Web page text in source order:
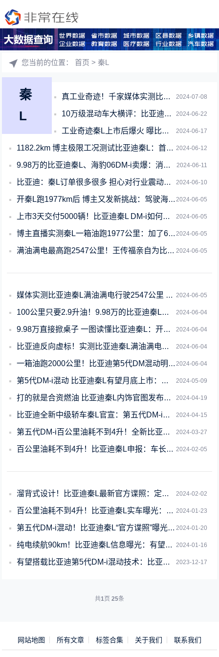
您当前的位置：首页 > 秦L
秦
L
2024-07-08
真工业奇迹！千家媒体实测比亚迪秦L：满油满电最远跑了2727公里
2024-06-22
10万级混动车大横评：比亚迪秦L油耗竟然不是最优！
2024-06-17
工业奇迹秦L上市后爆火 曝比亚迪单周订单破10万
2024-06-12
1182.2km 博主极限工况测试比亚迪秦L：首个达成千公里续航
2024-06-11
9.98万的比亚迪秦L、海豹06DM-i卖爆：消息称累计新增订单破8万
2024-06-10
比亚迪：秦L订单很多很多 担心对行业震动太大 决定先不发数据了
2024-06-05
开秦L跑1977km后 博主又发新挑战：驾驶海豹06DM-i战三台纯燃油
2024-06-05
上市3天交付5000辆！比亚迪秦L DM-i如何选：一图读懂
2024-06-05
博主直播实测秦L一箱油跑1977公里：加了66.74L油 一公里折合0.27元
2024-06-05
满油满电最高跑2547公里！王传福亲自为比亚迪秦L首批车主交车
2024-06-05
媒体实测比亚迪秦L满油满电行驶2547公里 大V：正常能超过1500公里就给10
2024-06-04
100公里只要2.9升油！9.98万的比亚迪秦L让车企老板们睡不着了
2024-06-04
9.98万直接掀桌子 一图读懂比亚迪秦L：开创油耗2时代合资更头大
2024-06-04
比亚迪反向虚标！实测比亚迪秦L满油满电行驶2547公里
2024-06-04
一箱油跑2000公里！比亚迪第5代DM混动明天发布：无人之境
2024-05-09
第5代DM-i混动 比亚迪秦L有望月底上市：再给合资一记重拳
2024-04-19
打的就是合资燃油 比亚迪秦L内饰官图发布：首搭山水画境座舱
2024-04-15
比亚迪全新中级轿车秦L官宣：第五代DM-i混动来了
2024-03-27
第五代DM-i百公里油耗不到4升！全新比亚迪秦L实车曝光
2024-02-05
百公里油耗不到4升！比亚迪秦L申报：车长4.8米中型轿车
2024-02-02
溜背式设计！比亚迪秦L最新官方谍照：定位中型轿车
2024-01-23
百公里油耗不到4升！比亚迪秦L实车曝光：大灯超犀利
2024-01-20
第五代DM-i混动！比亚迪秦L“官方谍照”曝光：百公里油耗不到4升
2024-01-16
纯电续航90km！比亚迪秦L信息曝光：有望搭载第5代DM-i
2023-12-17
有望搭载比亚迪第5代DM-i混动技术：比亚迪秦L谍照曝光
共1页 25条
网站地图 所有文章 标签合集 关于我们 联系我们